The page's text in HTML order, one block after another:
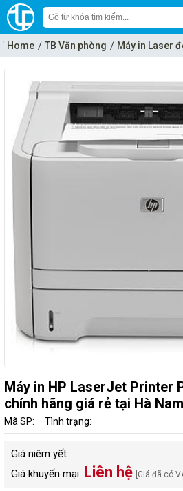
Home TB Văn phòng Máy in Laser
Máy in HP LaserJet Printer
chính hãng giá rẻ tại Hà Nam
Mã SP: Tình trạng:
Giá niêm yết:
Giá khuyến mại: Liên hệ [Giá đã có